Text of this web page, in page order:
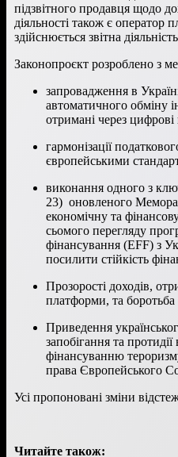
підзвітного продавця щодо
діяльності також є оператор
здійснюється звітна
Законопроєкт розроблено з
запровадження в
автоматичного обміну
отримані через
гармонізації
європейськими
виконання одного з
23) оновленого
економічну та
сьомого перегляду
фінансування (EFF) з
посилити стійкість
Прозорості доходів,
платформи, та
Приведення
запобігання та
фінансуванню
права Європейського
Усі пропоновані зміни
Читайте також: